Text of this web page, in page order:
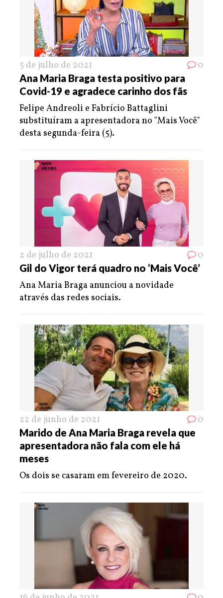
5 de julho de 2021 0
Ana Maria Braga testa positivo para
Covid-19 e agradece carinho dos fãs
Felipe Andreoli e Fabrício Battaglini
substituíram a apresentadora no "Mais Você"
desta segunda-feira (5).
2 de julho de 2021 0
Gil do Vigor terá quadro no ‘Mais Você’
Ana Maria Braga anunciou a novidade
através das redes sociais.
22 de junho de 2021 0
Marido de Ana Maria Braga revela que
apresentadora não fala com ele há
meses
Os dois se casaram em fevereiro de 2020.